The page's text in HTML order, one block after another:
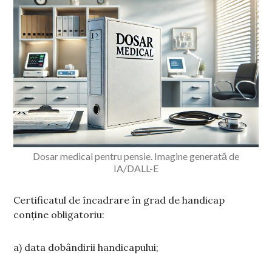
Dosar medical pentru pensie. Imagine generată de
IA/DALL-E
Certificatul de încadrare în grad de handicap
conține obligatoriu:
a) data dobândirii handicapului;